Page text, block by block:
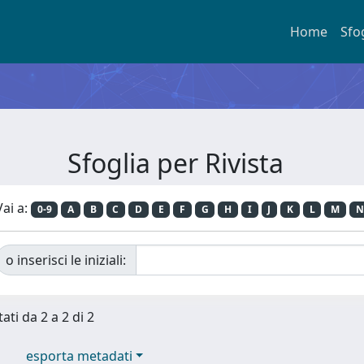
Home
Sfoglia per Rivista
a: 0-9 A B C D E F G H I J K L M N
o inserisci le iniziali:
da 2 a 2 di 2
esporta metadati